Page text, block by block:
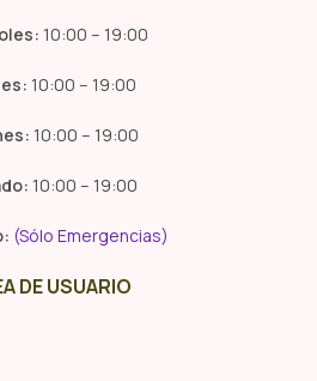
10:00 – 19:00
10:00 – 19:00
10:00 – 19:00
10:00 – 19:00
(Sólo Emergencias)
DE USUARIO